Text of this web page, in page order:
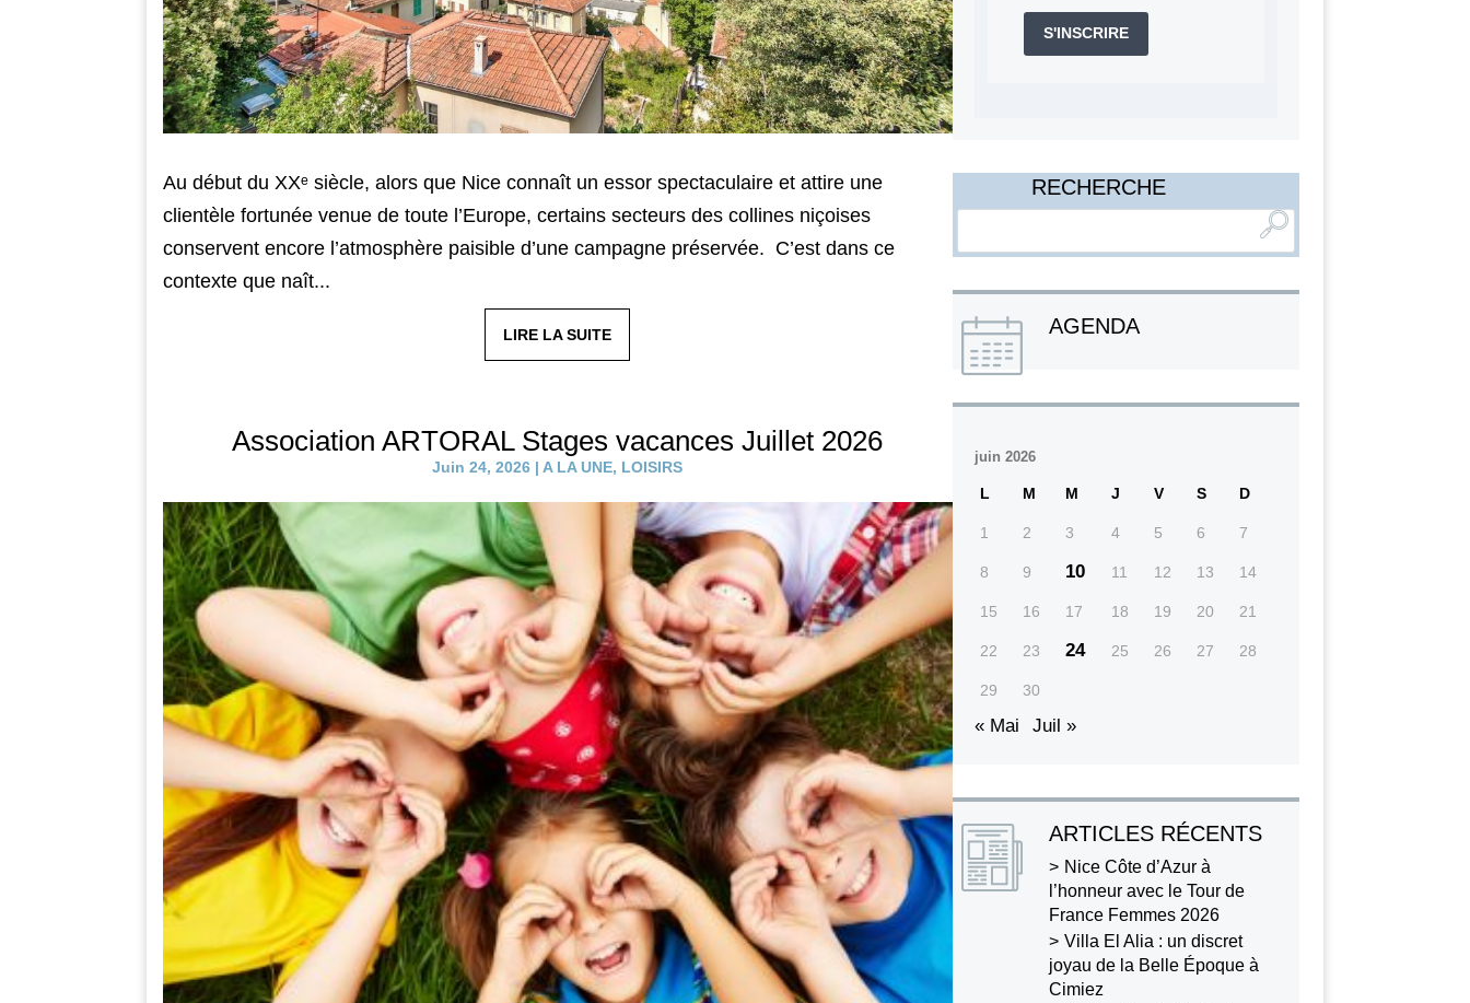
Au début du XXᵉ siècle, alors que Nice connaît un essor spectaculaire et attire une
clientèle fortunée venue de toute l’Europe, certains secteurs des collines niçoises
conservent encore l’atmosphère paisible d’une campagne préservée. C’est dans ce
contexte que naît...
LIRE LA SUITE
Association ARTORAL Stages vacances Juillet 2026
Juin 24, 2026 | A LA UNE, LOISIRS
S'INSCRIRE
RECHERCHE
AGENDA
juin 2026
L M M J V S D
1 2 3 4 5 6 7
8 9 10 11 12 13 14
15 16 17 18 19 20 21
22 23 24 25 26 27 28
29 30
« Mai Juil »
ARTICLES RÉCENTS
Nice Côte d’Azur à
l’honneur avec le Tour de
France Femmes 2026
Villa El Alia : un discret
joyau de la Belle Époque à
Cimiez